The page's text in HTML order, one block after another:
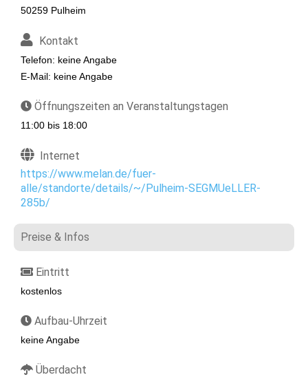
50259 Pulheim
Kontakt
Telefon: keine Angabe
E-Mail: keine Angabe
Öffnungszeiten an Veranstaltungstagen
11:00 bis 18:00
Internet
https://www.melan.de/fuer-
alle/standorte/details/~/Pulheim-SEGMUeLLER-
285b/
Preise & Infos
Eintritt
kostenlos
Aufbau-Uhrzeit
keine Angabe
Überdacht